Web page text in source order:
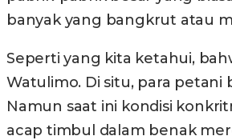
banyak yang bangkrut atau
Seperti yang kita ketahui,
Watulimo. Di situ, para
Namun saat ini kondisi
acap timbul dalam benak